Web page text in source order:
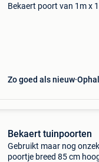
Bekaert poort van 1m x
Zo goed als nieuw
Bekaert tuinpoorten
Gebruikt maar nog
poortje breed 85 cm